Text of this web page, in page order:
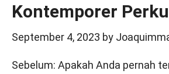
Kontemporer
September 4, 2023 by
Sebelum: Apakah Anda pernah